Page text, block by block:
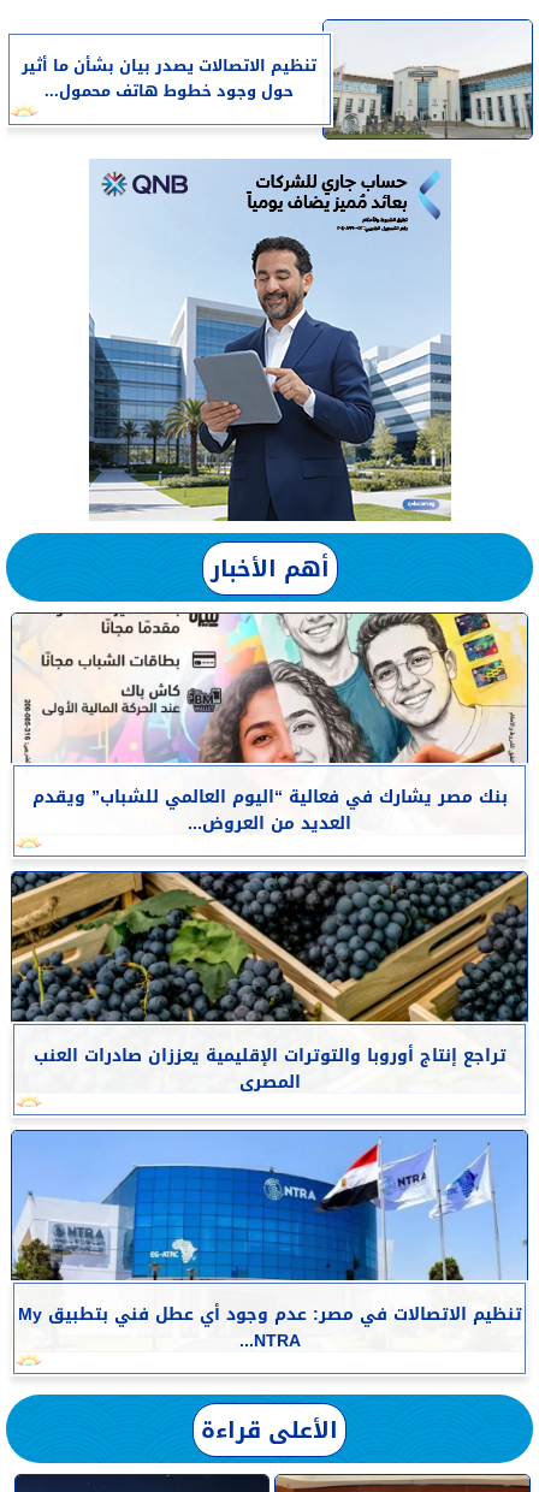
تنظيم الاتصالات يصدر بيان بشأن ما أثير
حول وجود خطوط هاتف محمول...
أهم الأخبار
بنك مصر يشارك في فعالية “اليوم العالمي للشباب” ويقدم
العديد من العروض...
تراجع إنتاج أوروبا والتوترات الإقليمية يعززان صادرات العنب
المصرى
تنظيم الاتصالات في مصر: عدم وجود أي عطل فني بتطبيق My
NTRA...
الأعلى قراءة